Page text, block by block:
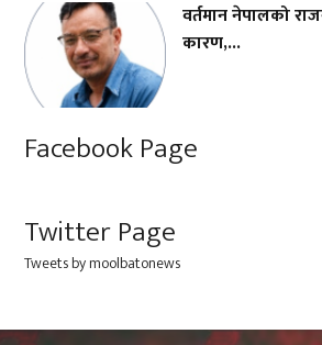
वर्तमान नेपालको
कारण,...
Facebook Page
Twitter Page
Tweets by moolbatonews